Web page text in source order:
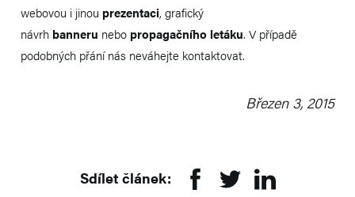
webovou i jinou prezentaci, grafický
návrh banneru nebo propagačního letáku. V případě
podobných přání nás neváhejte kontaktovat.
Březen 3, 2015
Sdílet článek: